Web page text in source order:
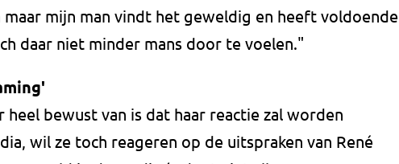
mijn man vindt het geweldig en heeft voldoende
daar niet minder mans door te voelen."
heel bewust van is dat haar reactie zal worden
wil ze toch reageren op de uitspraken van René